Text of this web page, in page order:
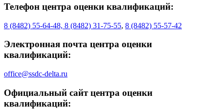
Телефон центра оценки квалификаций:
8 (8482) 55-64-48, 8 (8482) 31-75-55, 8 (8482) 55-57-42
Электронная почта центра оценки
квалификаций:
office@ssdc-delta.ru
Официальный сайт центра оценки
квалификаций: